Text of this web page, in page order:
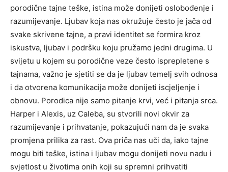
porodične tajne teške, istina može donijeti oslobođenje i
razumijevanje. Ljubav koja nas okružuje često je jača od
svake skrivene tajne, a pravi identitet se formira kroz
iskustva, ljubav i podršku koju pružamo jedni drugima. U
svijetu u kojem su porodične veze često isprepletene s
tajnama, važno je sjetiti se da je ljubav temelj svih odnosa
i da otvorena komunikacija može donijeti iscjeljenje i
obnovu. Porodica nije samo pitanje krvi, već i pitanja srca.
Harper i Alexis, uz Caleba, su stvorili novi okvir za
razumijevanje i prihvatanje, pokazujući nam da je svaka
promjena prilika za rast. Ova priča nas uči da, iako tajne
mogu biti teške, istina i ljubav mogu donijeti novu nadu i
svjetlost u životima onih koji su spremni prihvatiti